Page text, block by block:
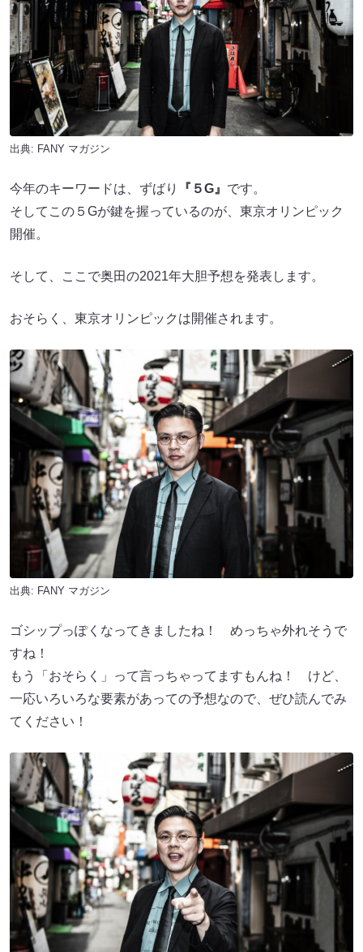
出典: FANY マガジン
今年のキーワードは、ずばり 『５G』 です。
そしてこの５Gが鍵を握っているのが、東京オリンピック
開催。
そして、ここで奥田の2021年大胆予想を発表します。
おそらく、東京オリンピックは開催されます。
出典: FANY マガジン
ゴシップっぽくなってきましたね！ めっちゃ外れそうで
すね！
もう「おそらく」って言っちゃってますもんね！ けど、
一応いろいろな要素があっての予想なので、ぜひ読んでみ
てください！